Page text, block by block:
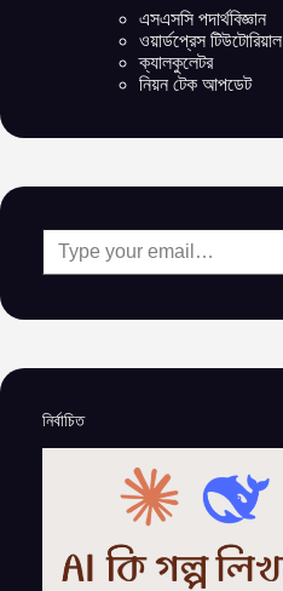
এসএসসি পদার্থবিজ্ঞান
ওয়ার্ডপ্রেস টিউটোরিয়াল
ক্যালকুলেটর
নিয়ন টেক আপডেট
Type your email…
নির্বাচিত